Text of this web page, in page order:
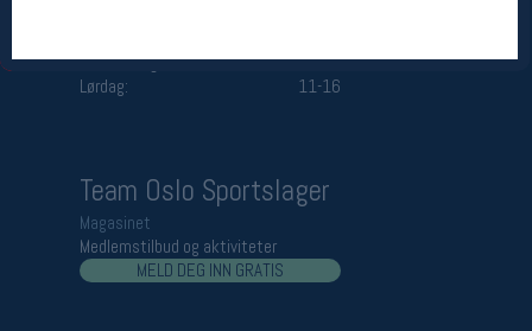
Man-Fredag:
11-18
Lørdag:
11-16
Team Oslo Sportslager
Magasinet
Medlemstilbud og aktiviteter
MELD DEG INN GRATIS